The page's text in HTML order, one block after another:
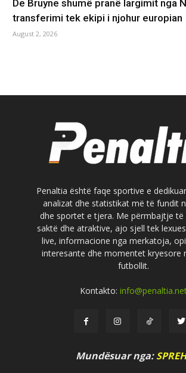
De Bruyne shumë pranë largimit nga
transferimi tek ekipi i njohur europian
August 2, 2026
Penaltia është faqe sportive e
analizat dhe statistikat më të fundit
dhe sportet e tjera. Me përmbajtje të
saktë dhe atraktive, ajo sjell tek
live, informacione nga merkatoja,
interesante dhe momentet kryesore
futbollit.
Kontakto:
Mundësuar nga: